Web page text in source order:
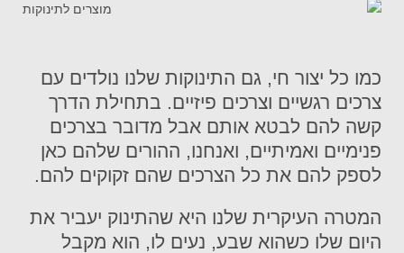
כמו כל יצור חי, גם התינוקות שלנו נולדים עם
צרכים רגשיים וצרכים פיזיים. בתחילת הדרך
קשה להם לבטא אותם אבל מדובר בצרכים
פנימיים ואמיתיים, ואנחנו, ההורים שלהם כאן
לספק להם את כל הצרכים שהם זקוקים להם.
המטרה העיקרית שלנו היא שהתינוק יעביר את
היום שלו כשהוא שבע, נעים לו, הוא מקבל